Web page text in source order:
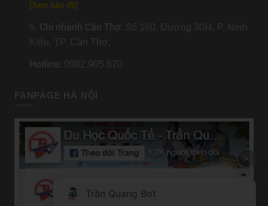
Xem bản đồ
6. Chi nhánh Cần Thơ: Số 160, Đường 30/4, P. Ninh
Kiều, TP. Cần Thơ.
Hotline: 0982.905.670
FANPAGE HÀ NỘI
Trần Quang Bot